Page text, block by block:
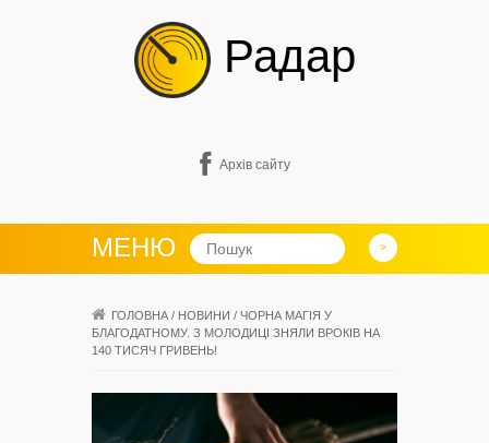
Радар
Архів сайту
МЕНЮ
ГОЛОВНА / НОВИНИ / ЧОРНА МАГІЯ У
БЛАГОДАТНОМУ. З МОЛОДИЦІ ЗНЯЛИ ВРОКІВ НА
140 ТИСЯЧ ГРИВЕНЬ!